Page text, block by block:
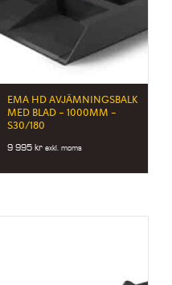
EMA HD AVJÄMNINGSBALK
MED BLAD – 1000MM –
S30/180
9 995 kr exkl. moms